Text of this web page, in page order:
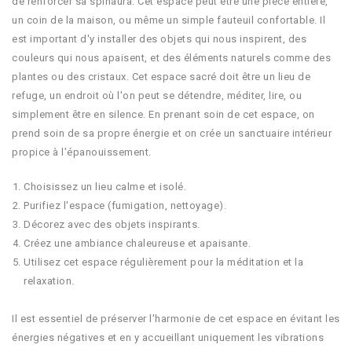
un coin de la maison, ou même un simple fauteuil confortable. Il
est important d'y installer des objets qui nous inspirent, des
couleurs qui nous apaisent, et des éléments naturels comme des
plantes ou des cristaux. Cet espace sacré doit être un lieu de
refuge, un endroit où l'on peut se détendre, méditer, lire, ou
simplement être en silence. En prenant soin de cet espace, on
prend soin de sa propre énergie et on crée un sanctuaire intérieur
propice à l'épanouissement.
Choisissez un lieu calme et isolé.
Purifiez l'espace (fumigation, nettoyage).
Décorez avec des objets inspirants.
Créez une ambiance chaleureuse et apaisante.
Utilisez cet espace régulièrement pour la méditation et la
relaxation.
Il est essentiel de préserver l'harmonie de cet espace en évitant les
énergies négatives et en y accueillant uniquement les vibrations